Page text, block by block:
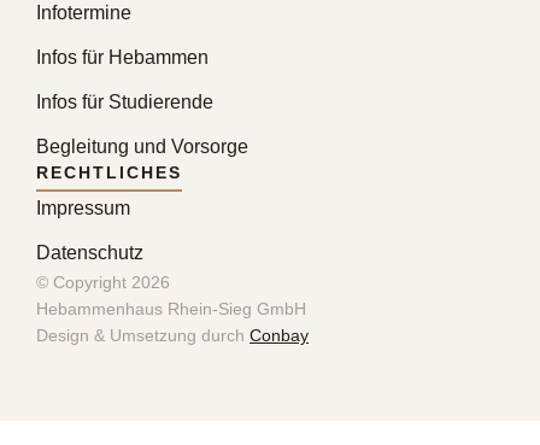
Infotermine
Infos für Hebammen
Infos für Studierende
Begleitung und Vorsorge
RECHTLICHES
Impressum
Datenschutz
© Copyright 2026
Hebammenhaus Rhein-Sieg GmbH
Design & Umsetzung durch Conbay